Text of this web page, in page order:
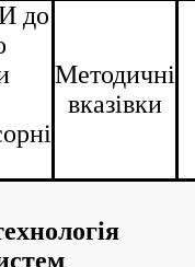
до
Методичні
вказівки